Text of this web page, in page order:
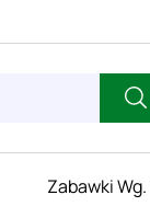
Zabawki